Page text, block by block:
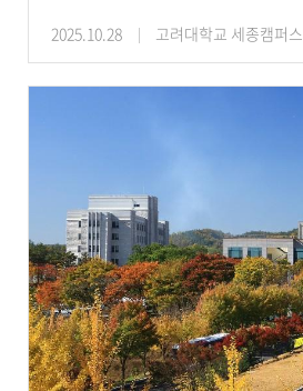
2025.10.28 고려대학교 세종캠퍼스